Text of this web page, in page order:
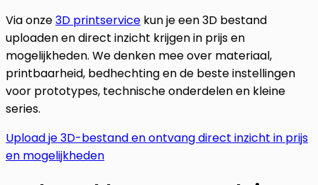
Via onze3D printservice kun je een 3D bestand
uploaden en direct inzicht krijgen in prijs en
mogelijkheden. We denken mee over materiaal,
printbaarheid, bedhechting en de beste instellingen
voor prototypes, technische onderdelen en kleine
series.
Upload je 3D-bestand en ontvang direct inzicht in prijs
en mogelijkheden